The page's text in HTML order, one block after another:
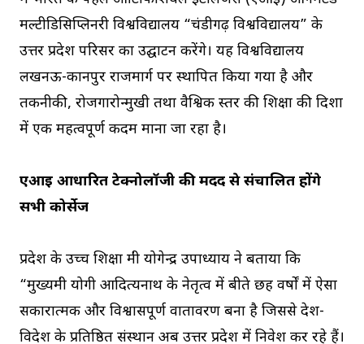
मल्टीडिसिप्लिनरी विश्वविद्यालय “चंडीगढ़ विश्वविद्यालय” के
उत्तर प्रदेश परिसर का उद्घाटन करेंगे। यह विश्वविद्यालय
लखनऊ-कानपुर राजमार्ग पर स्थापित किया गया है और
तकनीकी, रोजगारोन्मुखी तथा वैश्विक स्तर की शिक्षा की दिशा
में एक महत्वपूर्ण कदम माना जा रहा है।
एआई आधारित टेक्नोलॉजी की मदद से संचालित होंगे
सभी कोर्सेज
प्रदेश के उच्च शिक्षा मंत्री योगेन्द्र उपाध्याय ने बताया कि
“मुख्यमंत्री योगी आदित्यनाथ के नेतृत्व में बीते छह वर्षों में ऐसा
सकारात्मक और विश्वासपूर्ण वातावरण बना है जिससे देश-
विदेश के प्रतिष्ठित संस्थान अब उत्तर प्रदेश में निवेश कर रहे हैं।